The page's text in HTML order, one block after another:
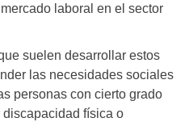
laboral en el sector
suelen desarrollar estos
las necesidades sociales
personas con cierto grado
física o